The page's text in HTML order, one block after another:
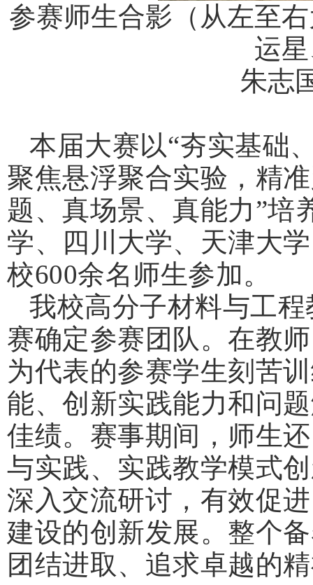
参赛师生合影（从左至
运
朱志
本届大赛以“夯实基础
聚焦悬浮聚合实验，精
题、真场景、真能力”培
学、四川大学、天津大
校600余名师生参加。
我校高分子材料与工
赛确定参赛团队。在教
为代表的参赛学生刻苦
能、创新实践能力和问
佳绩。赛事期间，师生
与实践、实践教学模式
深入交流研讨，有效促
建设的创新发展。整个
团结进取、追求卓越的